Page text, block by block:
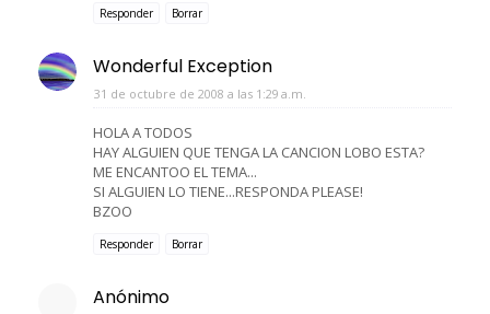
Responder Borrar
Wonderful Exception
31 de octubre de 2008 a las 1:29 a.m.
HOLA A TODOS
HAY ALGUIEN QUE TENGA LA CANCION LOBO ESTA?
ME ENCANTOO EL TEMA...
SI ALGUIEN LO TIENE...RESPONDA PLEASE!
BZOO
Responder Borrar
Anónimo